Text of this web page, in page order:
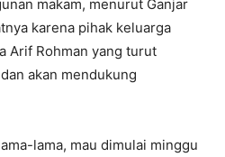
makam, menurut Ganjar
karena pihak keluarga
Arif Rohman yang turut
akan mendukung
lama, mau dimulai minggu